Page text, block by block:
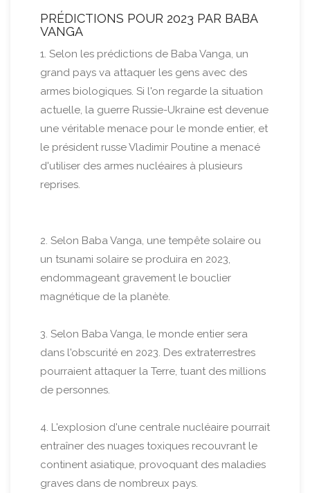
PRÉDICTIONS POUR 2023 PAR BABA
VANGA
1. Selon les prédictions de Baba Vanga, un
grand pays va attaquer les gens avec des
armes biologiques. Si l'on regarde la situation
actuelle, la guerre Russie-Ukraine est devenue
une véritable menace pour le monde entier, et
le président russe Vladimir Poutine a menacé
d'utiliser des armes nucléaires à plusieurs
reprises.
2. Selon Baba Vanga, une tempête solaire ou
un tsunami solaire se produira en 2023,
endommageant gravement le bouclier
magnétique de la planète.
3. Selon Baba Vanga, le monde entier sera
dans l'obscurité en 2023. Des extraterrestres
pourraient attaquer la Terre, tuant des millions
de personnes.
4. L'explosion d'une centrale nucléaire pourrait
entraîner des nuages toxiques recouvrant le
continent asiatique, provoquant des maladies
graves dans de nombreux pays.